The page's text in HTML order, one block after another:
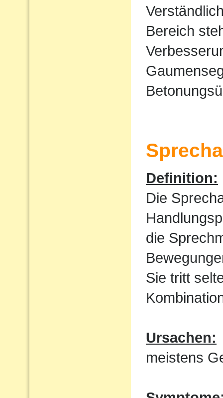
Bereich
Definition:
Die
die
Sie tritt
Ursachen:
meistens